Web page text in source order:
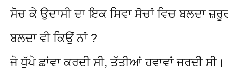
ਸੋਚ ਕੇ ਉਦਾਸੀ ਦਾ ਇਕ ਸਿਵਾ ਸੋਚਾਂ ਵਿਚ ਬਲਦਾ
ਬਲਦਾ ਵੀ ਕਿਉਂ ਨਾਂ ?
ਜੋ ਧੁੱਪੇ ਛਾਂਵਾ ਕਰਦੀ ਸੀ, ਤੱਤੀਆਂ ਹਵਾਵਾਂ ਜਰਦੀ ਸੀ।